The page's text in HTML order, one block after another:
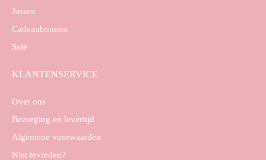
Jassen
Cadeaubonnen
Sale
KLANTENSERVICE
Over ons
Bezorging en levertijd
Algemene voorwaarden
Niet tevreden?